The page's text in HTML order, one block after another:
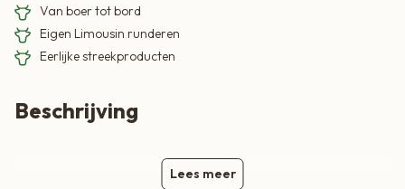
Van boer tot bord
Eigen Limousin runderen
Eerlijke streekproducten
Beschrijving
Lees meer